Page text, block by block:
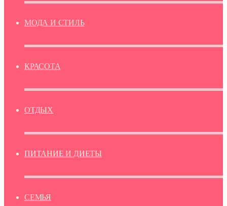
МОДА И СТИЛЬ
КРАСОТА
ОТДЫХ
ПИТАНИЕ И ДИЕТЫ
СЕМЬЯ